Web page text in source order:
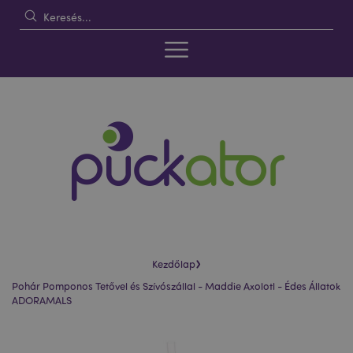
Kezdőlap›
Pohár Pomponos Tetővel és Szívószállal - Maddie Axolotl - Édes Állatok
ADORAMALS